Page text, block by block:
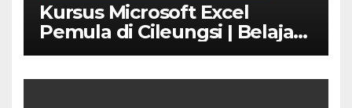
Kursus Microsoft Excel
Pemula di Cileungsi | Belajar
dari Dasar Sampai Mahir